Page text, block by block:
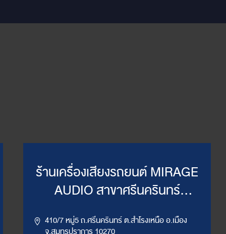
ร้านเครื่องเสียงรถยนต์ MIRAGE
AUDIO สาขาศรีนครินทร์
410/7 หมู่5 ถ.ศรีนครินทร์ ต.สำโรงเหนือ อ.เมือง
จ.สมุทรปราการ 10270